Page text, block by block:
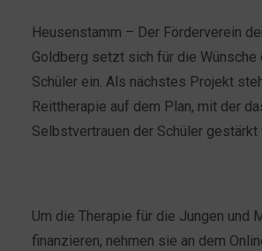
Heusenstamm – Der Förderverein
Goldberg setzt sich für die Wünsche
Schüler ein. Als nächstes Projekt
Reittherapie auf dem Plan, mit der
Selbstvertrauen der Schüler gestärkt
Um die Therapie für die Jungen und
finanzieren, nehmen sie an dem